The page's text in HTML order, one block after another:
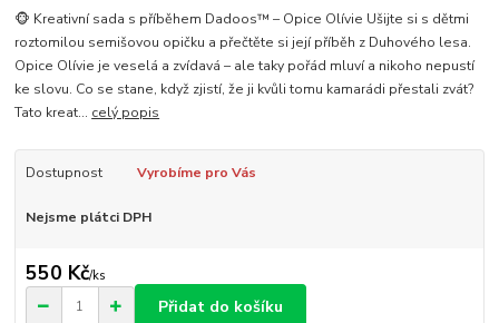
🐵 Kreativní sada s příběhem Dadoos™ – Opice Olívie Ušijte si s dětmi
roztomilou semišovou opičku a přečtěte si její příběh z Duhového lesa.
Opice Olívie je veselá a zvídavá – ale taky pořád mluví a nikoho nepustí
ke slovu. Co se stane, když zjistí, že ji kvůli tomu kamarádi přestali zvát?
Tato kreat... celý popis
Dostupnost Vyrobíme pro Vás
Nejsme plátci DPH
550 Kč/ks
Přidat do košíku